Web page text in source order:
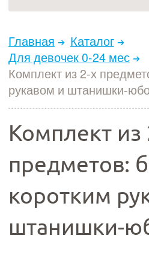
Главная
Каталог
Для девочек 0-24 мес
Комплект из 2-х
рукавом и штанишки-
Комплект из
предметов:
коротким
штанишки-